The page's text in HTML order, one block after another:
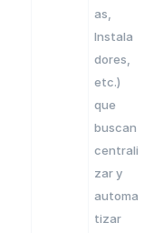
as,
Instala
dores,
etc.)
que
buscan
centrali
zar y
automa
tizar